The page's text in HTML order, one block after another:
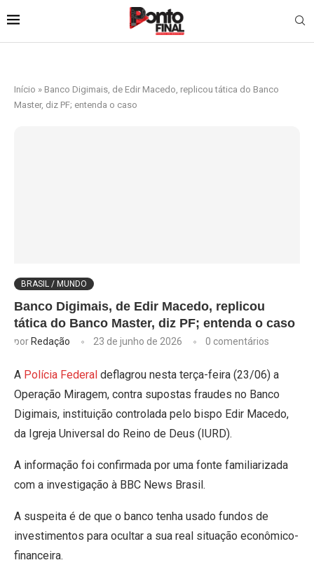
Início » Banco Digimais, de Edir Macedo, replicou tática do Banco
Master, diz PF; entenda o caso
BRASIL / MUNDO
Banco Digimais, de Edir Macedo, replicou
tática do Banco Master, diz PF; entenda o caso
por Redação 23 de junho de 2026 0 comentários
A Polícia Federal deflagrou nesta terça-feira (23/06) a
Operação Miragem, contra supostas fraudes no Banco
Digimais, instituição controlada pelo bispo Edir Macedo,
da Igreja Universal do Reino de Deus (IURD).
A informação foi confirmada por uma fonte familiarizada
com a investigação à BBC News Brasil.
A suspeita é de que o banco tenha usado fundos de
investimentos para ocultar a sua real situação econômico-
financeira.